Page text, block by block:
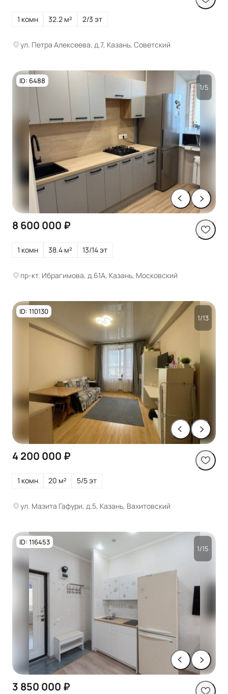
1 комн 32.2 м² 2/3 эт
ул. Петра Алексеева, д.7, Казань, Советский
ID: 6488
1/5
8 600 000 ₽
1 комн 38.4 м² 13/14 эт
пр-кт. Ибрагимова, д.61А, Казань, Московский
ID: 110130
1/13
4 200 000 ₽
1 комн 20 м² 5/5 эт
ул. Мазита Гафури, д.5, Казань, Вахитовский
ID: 116453
1/15
3 850 000 ₽